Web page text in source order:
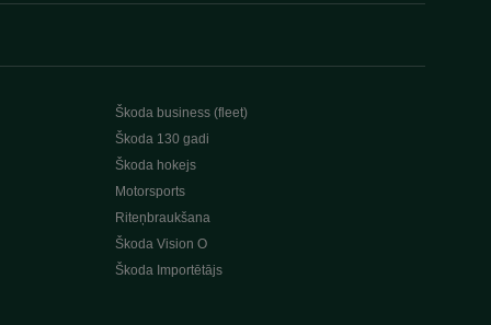
Škoda business (fleet)
Škoda 130 gadi
Škoda hokejs
Motorsports
Riteņbraukšana
Škoda Vision O
Škoda Importētājs